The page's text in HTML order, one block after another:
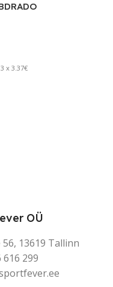
x 3.37€
OÜ
56, 13619 Tallinn
616 299